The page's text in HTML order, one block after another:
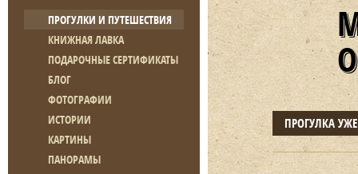
ПРОГУЛКИ И ПУТЕШЕСТВИЯ
КНИЖНАЯ ЛАВКА
ПОДАРОЧНЫЕ СЕРТИФИКАТЫ
БЛОГ
ФОТОГРАФИИ
ИСТОРИИ
КАРТИНЫ
ПАНОРАМЫ
ПРОГУЛКА